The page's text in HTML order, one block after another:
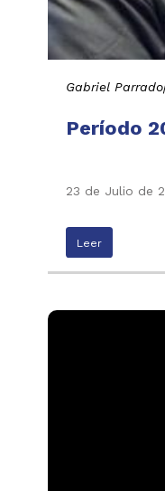
Gabriel Parrado|
Período
23 de Julio de
Leer